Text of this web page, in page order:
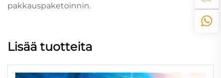
pakkauspaketoinnin.
Lisää tuotteita